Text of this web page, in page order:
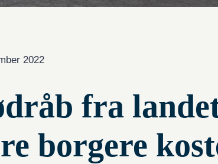
2022
fra
borgere